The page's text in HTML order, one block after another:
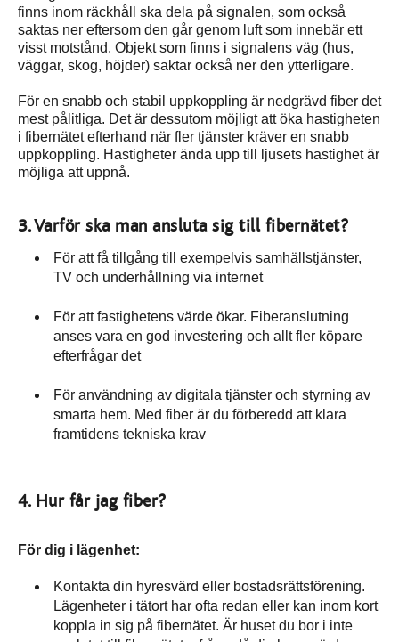
finns inom räckhåll ska dela på signalen, som också
saktas ner eftersom den går genom luft som innebär ett
visst motstånd. Objekt som finns i signalens väg (hus,
väggar, skog, höjder) saktar också ner den ytterligare.
För en snabb och stabil uppkoppling är nedgrävd fiber det
mest pålitliga. Det är dessutom möjligt att öka hastigheten
i fibernätet efterhand när fler tjänster kräver en snabb
uppkoppling. Hastigheter ända upp till ljusets hastighet är
möjliga att uppnå.
3. Varför ska man ansluta sig till fibernätet?
För att få tillgång till exempelvis samhällstjänster,
TV och underhållning via internet
För att fastighetens värde ökar. Fiberanslutning
anses vara en god investering och allt fler köpare
efterfrågar det
För användning av digitala tjänster och styrning av
smarta hem. Med fiber är du förberedd att klara
framtidens tekniska krav
4. Hur får jag fiber?
För dig i lägenhet:
Kontakta din hyresvärd eller bostadsrättsförening.
Lägenheter i tätort har ofta redan eller kan inom kort
koppla in sig på fibernätet. Är huset du bor i inte